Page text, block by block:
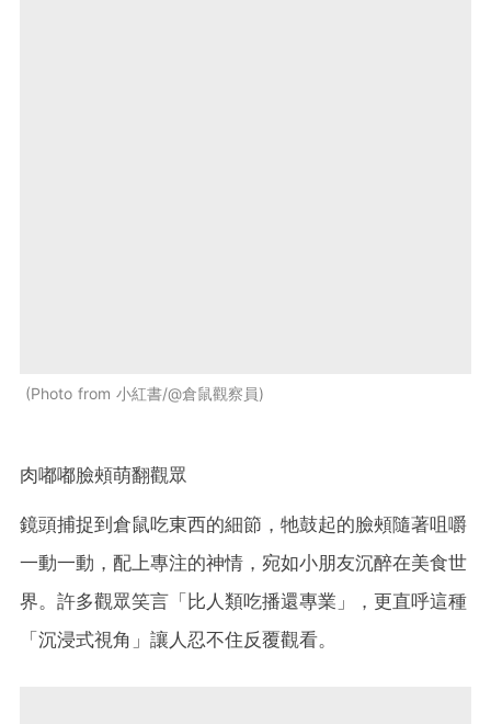
Photo from 小紅書/@倉鼠觀察員
肉嘟嘟臉頰萌翻觀眾
鏡頭捕捉到倉鼠吃東西的細節，牠鼓起的臉頰隨著咀嚼
一動一動，配上專注的神情，宛如小朋友沉醉在美食世
界。許多觀眾笑言「比人類吃播還專業」，更直呼這種
「沉浸式視角」讓人忍不住反覆觀看。